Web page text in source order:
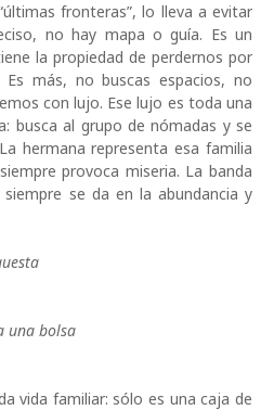
fronteras”, lo lleva a evitar
no hay mapa o guía. Es un
la propiedad de perdernos por
más, no buscas espacios, no
con lujo. Ese lujo es toda una
busca al grupo de nómadas y se
hermana representa esa familia
provoca miseria. La banda
se da en la abundancia y
una bolsa
vida familiar: sólo es una caja de